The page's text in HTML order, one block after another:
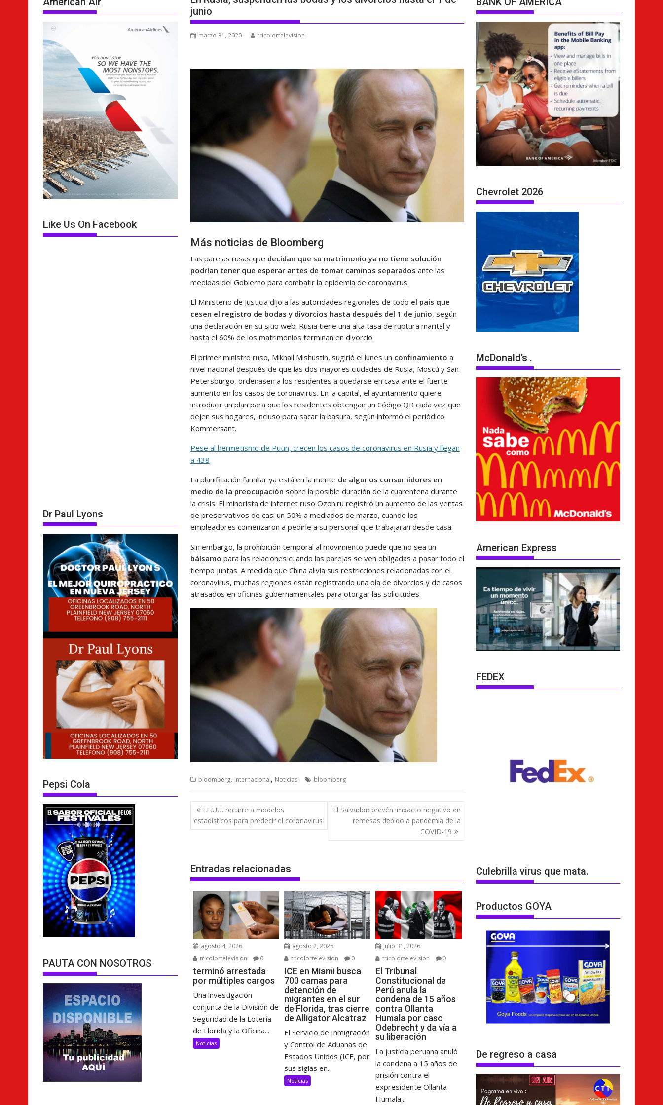
junio
marzo 31, 2020 tricolortelevision
Más noticias de Bloomberg
Las parejas rusas que decidan que su matrimonio ya no tiene solución
podrían tener que esperar antes de tomar caminos separados ante las
medidas del Gobierno para combatir la epidemia de coronavirus.
El Ministerio de Justicia dijo a las autoridades regionales de todo el país que
cesen el registro de bodas y divorcios hasta después del 1 de junio, según
una declaración en su sitio web. Rusia tiene una alta tasa de ruptura marital y
hasta el 60% de los matrimonios terminan en divorcio.
El primer ministro ruso, Mikhail Mishustin, sugirió el lunes un confinamiento a
nivel nacional después de que las dos mayores ciudades de Rusia, Moscú y San
Petersburgo, ordenasen a los residentes a quedarse en casa ante el fuerte
aumento en los casos de coronavirus. En la capital, el ayuntamiento quiere
introducir un plan para que los residentes obtengan un Código QR cada vez que
dejen sus hogares, incluso para sacar la basura, según informó el periódico
Kommersant.
Pese al hermetismo de Putin, crecen los casos de coronavirus en Rusia y llegan
a 438
La planificación familiar ya está en la mente de algunos consumidores en
medio de la preocupación sobre la posible duración de la cuarentena durante
la crisis. El minorista de internet ruso Ozon.ru registró un aumento de las ventas
de preservativos de casi un 50% a mediados de marzo, cuando los
empleadores comenzaron a pedirle a su personal que trabajaran desde casa.
Sin embargo, la prohibición temporal al movimiento puede que no sea un
bálsamo para las relaciones cuando las parejas se ven obligadas a pasar todo el
tiempo juntas. A medida que China alivia sus restricciones relacionadas con el
coronavirus, muchas regiones están registrando una ola de divorcios y de casos
atrasados en oficinas gubernamentales para otorgar las solicitudes.
bloomberg, Internacional, Noticias bloomberg
Navegación
de
entradas
EE.UU. recurre a modelos
estadísticos para predecir el coronavirus
El Salvador: prevén impacto negativo en
remesas debido a pandemia de la
COVID-19
Entradas relacionadas
agosto 4, 2026
tricolortelevision
0
terminó arrestada
por múltiples cargos
Una investigación
conjunta de la División de
Seguridad de la Lotería
de Florida y la Oficina...
Noticias
agosto 2, 2026
tricolortelevision
0
ICE en Miami busca
700 camas para
detención de
migrantes en el sur
de Florida, tras cierre
de Alligator Alcatraz
El Servicio de Inmigración
y Control de Aduanas de
Estados Unidos (ICE, por
sus siglas en...
Noticias
julio 31, 2026
tricolortelevision
0
El Tribunal
Constitucional de
Perú anula la
condena de 15 años
contra Ollanta
Humala por caso
Odebrecht y da vía a
su liberación
La justicia peruana anuló
la condena a 15 años de
prisión contra el
expresidente Ollanta
Humala...
Like Us On Facebook
Dr Paul Lyons
Pepsi Cola
PAUTA CON NOSOTROS
Chevrolet 2026
McDonald’s .
American Express
FEDEX
Culebrilla virus que mata.
Productos GOYA
De regreso a casa